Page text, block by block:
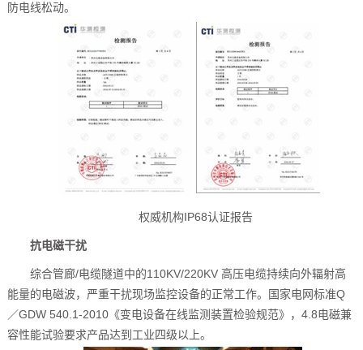
防电线松动。
权威机构IP68认证报告
抗电磁干扰
综合管廊/电缆隧道中的110KV/220KV 高压电缆持续向外辐射高
能量的电磁波，严重干扰现场监控设备的正常工作。国家电网标准Q
／GDW 540.1-2010《变电设备在线监测装置检验规范》，4.8电磁兼
容性能试验要求产品达到工业四级以上。